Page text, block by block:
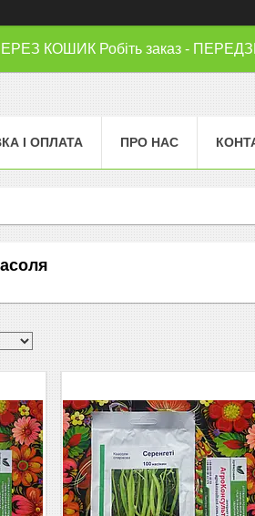
КОШИК Робіть заказ -
І ОПЛАТА ПРО НАС